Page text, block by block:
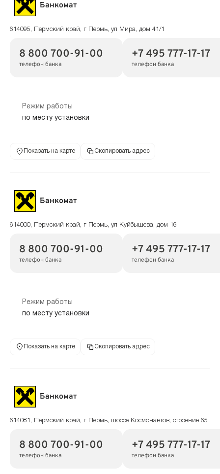
Банкомат
614095, Пермский край, г Пермь, ул Мира, дом 41/1
8 800 700-91-00
телефон банка
+7 495 777-17-17
телефон банка
Режим работы
по месту установки
Показать на карте Скопировать адрес
Банкомат
614000, Пермский край, г Пермь, ул Куйбышева, дом 16
8 800 700-91-00
телефон банка
+7 495 777-17-17
телефон банка
Режим работы
по месту установки
Показать на карте Скопировать адрес
Банкомат
614081, Пермский край, г Пермь, шоссе Космонавтов, строение 65
8 800 700-91-00
телефон банка
+7 495 777-17-17
телефон банка